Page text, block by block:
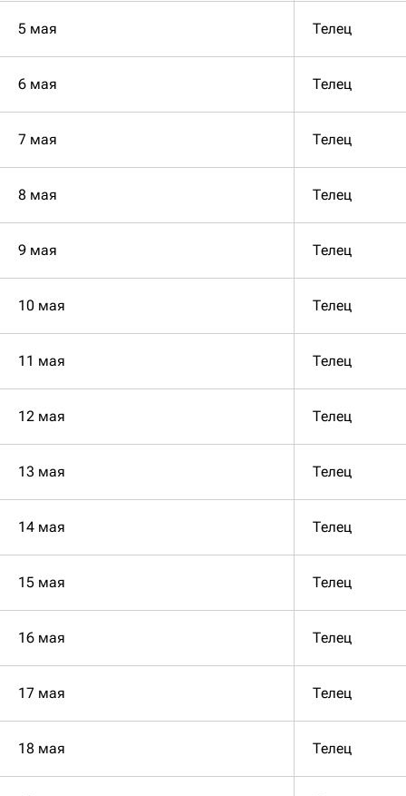
5 мая Телец
6 мая Телец
7 мая Телец
8 мая Телец
9 мая Телец
10 мая Телец
11 мая Телец
12 мая Телец
13 мая Телец
14 мая Телец
15 мая Телец
16 мая Телец
17 мая Телец
18 мая Телец